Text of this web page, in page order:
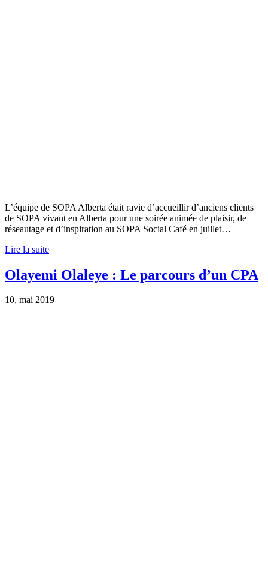
L’équipe de SOPA Alberta était ravie d’accueillir d’anciens clients
de SOPA vivant en Alberta pour une soirée animée de plaisir, de
réseautage et d’inspiration au SOPA Social Café en juillet…
Lire la suite
Olayemi Olaleye : Le parcours d’un CPA
10, mai 2019